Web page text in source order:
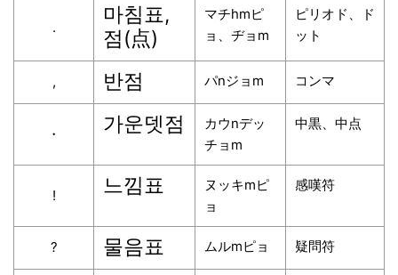
.
마침표,
점(点)
マチhmピ
ョ、ヂョm
ピリオド、ド
ット
, 반점 パnジョm コンマ
・ 가운뎃점
カウnデッ
チョm
中黒、中点
! 느낌표
ヌッキmピ
ョ
感嘆符
? 물음표 ムルmピョ 疑問符